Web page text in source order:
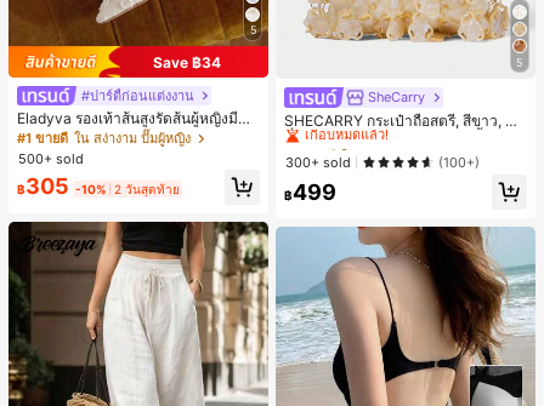
5
Save ฿34
#ปาร์ตี้ก่อนแต่งงาน
Eladyva รองเท้าส้นสูงรัดส้นผู้หญิงมีดอ
กไม้ประดับตาข่ายเสริมและสามารถสว
มได้สองแบบ ส้นสูง 7 ซม. รูปแบบโรมัน
หรูหรา ส้นเข็ม ลุคเทพนิยาย
#1 ขายดี ใน สง่างาม ปั๊มผู้หญิง
500+ sold
฿305 -10% 2 วันสุดท้าย
5
SheCarry
SHECARRY กระเป๋าถือสตรี, สีขาว, แฟ
ชั่น, สง่างาม, วันหยุด, งานปาร์ตี้
#1 ขายดี
เกือบหมดแล้ว!
#1 ขายดี
เกือบหมดแล้ว!
#1 ขายดี
เกือบหมดแล้ว!
#1 ขายดี
ใน บรรยากาศฤดูร้อน กระเป๋าหูหิ้วด้านบนผู้หญิง
เกือบหมดแล้ว!
300+ sold (100+)
฿499